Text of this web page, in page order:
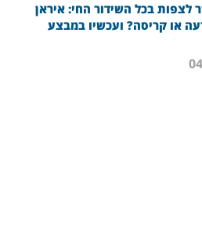
לצפות בכל השידור החי: איראן
או קריסה? ועכשיו במבצע